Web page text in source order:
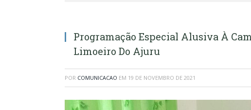
Programação Especial Alusiva À
Limoeiro Do Ajuru
POR COMUNICACAO EM 19 DE NOVEMBRO DE 2021